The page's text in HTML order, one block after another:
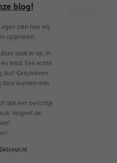
blog!
zien hoe wij
opgroeien.
staat er op; in
tekst. Een echte
Geschreven
door kunnen met
laat een berichtje
Vergeet de